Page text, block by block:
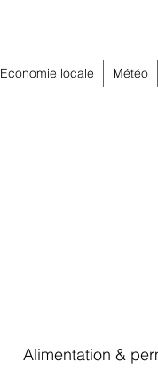
Economie locale Météo
Alimentation &